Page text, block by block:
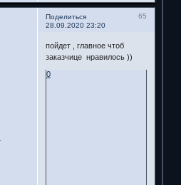
Поделиться
65
28.09.2020 23:20
пойдет , главное чтоб
заказчице нравилось ))
0